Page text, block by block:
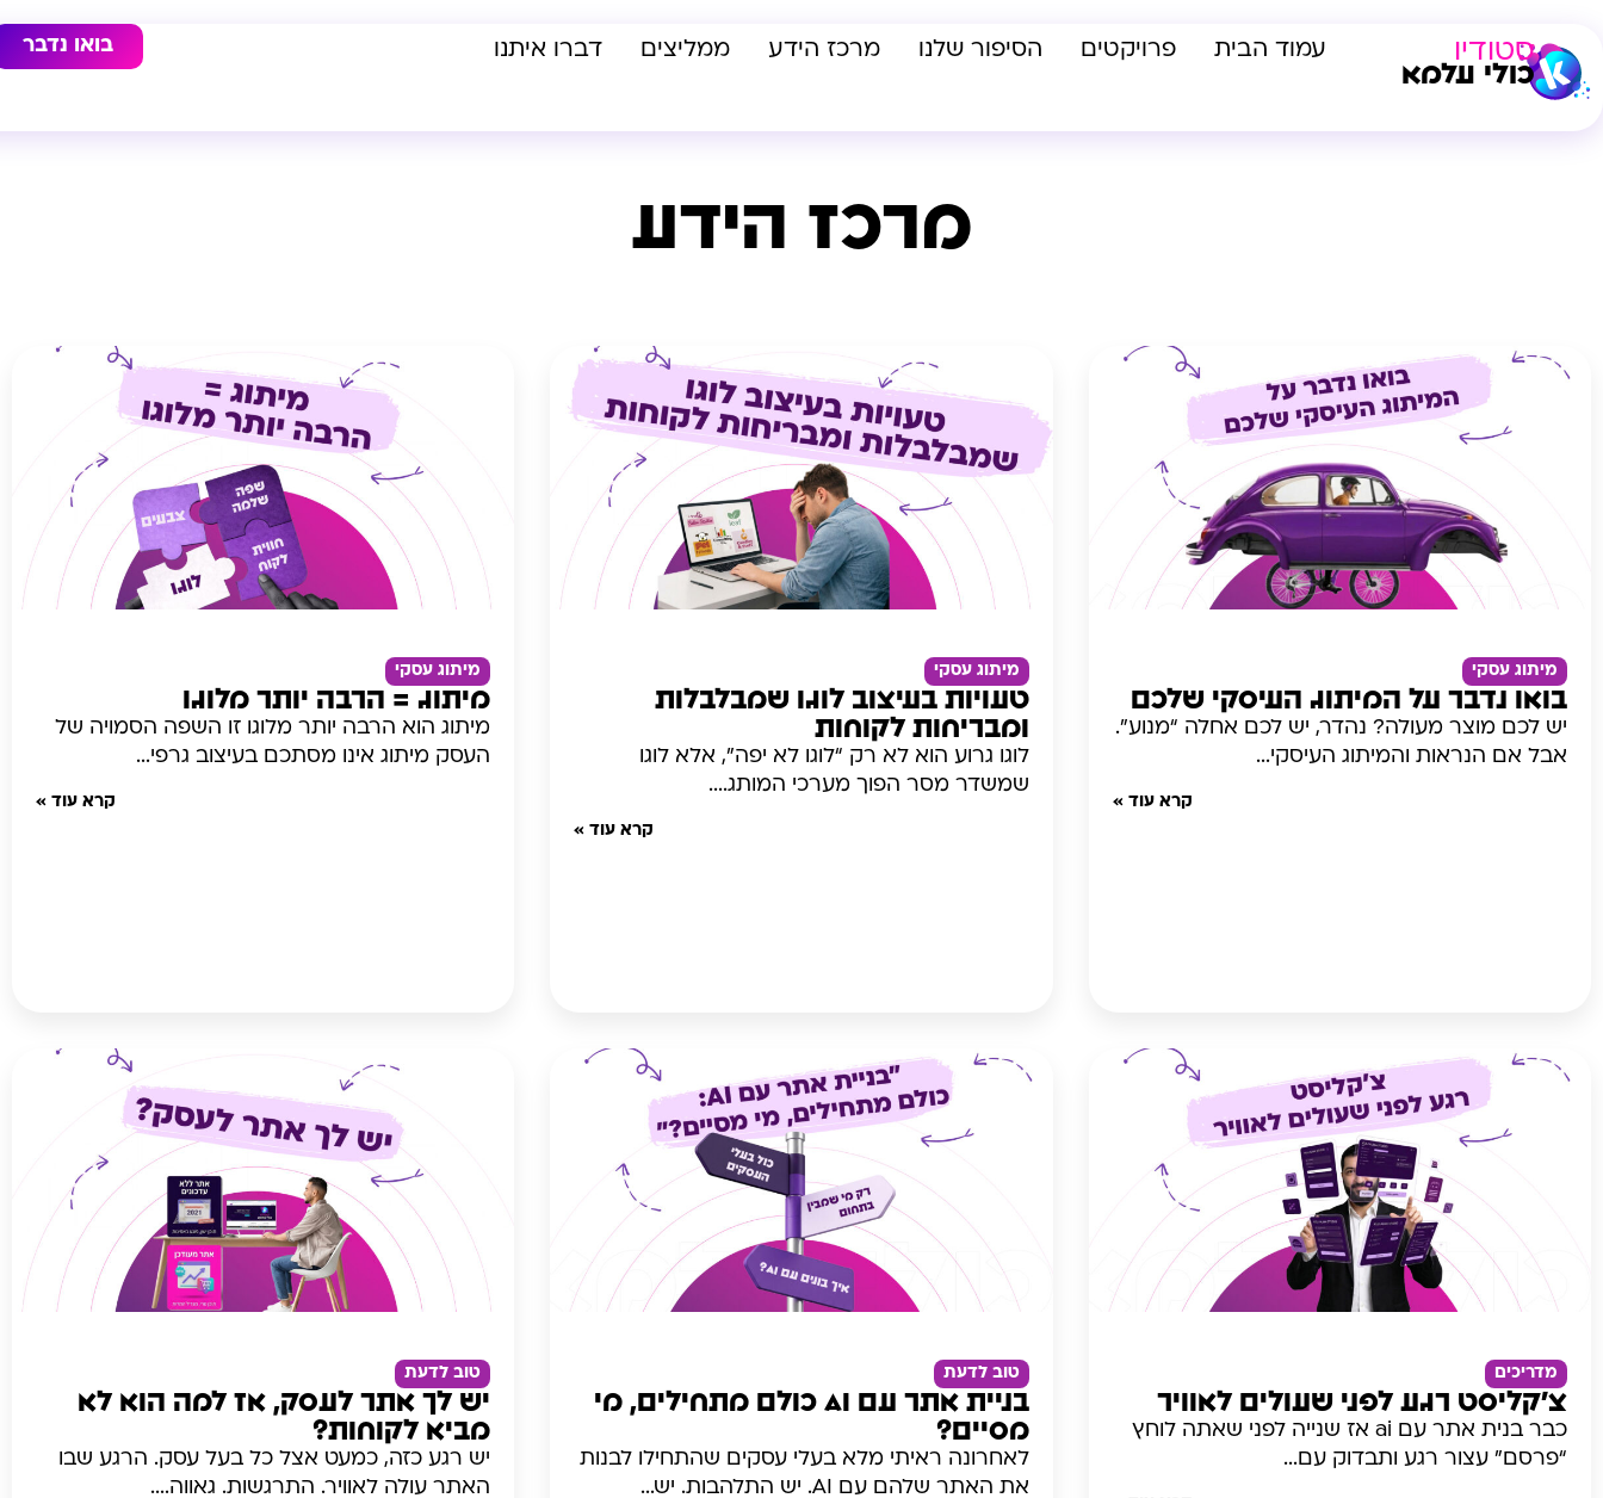
סטודיו
כולי עלמא
עמוד הבית פרויקטים הסיפור שלנו מרכז הידע ממליצים דברו איתנו בואו נדבר
מרכז הידע
מיתוג עסקי
בואו נדבר על המיתוג העיסקי שלכם
יש לכם מוצר מעולה? נהדר, יש לכם אחלה “מנוע”.
אבל אם הנראות והמיתוג העיסקי...
קרא עוד »
מיתוג עסקי
טעויות בעיצוב לוגו שמבלבלות
ומבריחות לקוחות
לוגו גרוע הוא לא רק “לוגו לא יפה”, אלא לוגו
שמשדר מסר הפוך מערכי המותג....
קרא עוד »
מיתוג עסקי
מיתוג = הרבה יותר מלוגו
מיתוג הוא הרבה יותר מלוגו זו השפה הסמויה של
העסק מיתוג אינו מסתכם בעיצוב גרפי...
קרא עוד »
מדריכים
צ’קליסט רגע לפני שעולים לאוויר
כבר בנית אתר עם ai אז שנייה לפני שאתה לוחץ
“פרסם” עצור רגע ותבדוק עם...
טוב לדעת
בניית אתר עם AI כולם מתחילים, מי
מסיים?
לאחרונה ראיתי מלא בעלי עסקים שהתחילו לבנות
את האתר שלהם עם AI. יש התלהבות. יש...
טוב לדעת
יש לך אתר לעסק, אז למה הוא לא
מביא לקוחות?
יש רגע כזה, כמעט אצל כל בעל עסק. הרגע שבו
האתר עולה לאוויר. התרגשות. גאווה....